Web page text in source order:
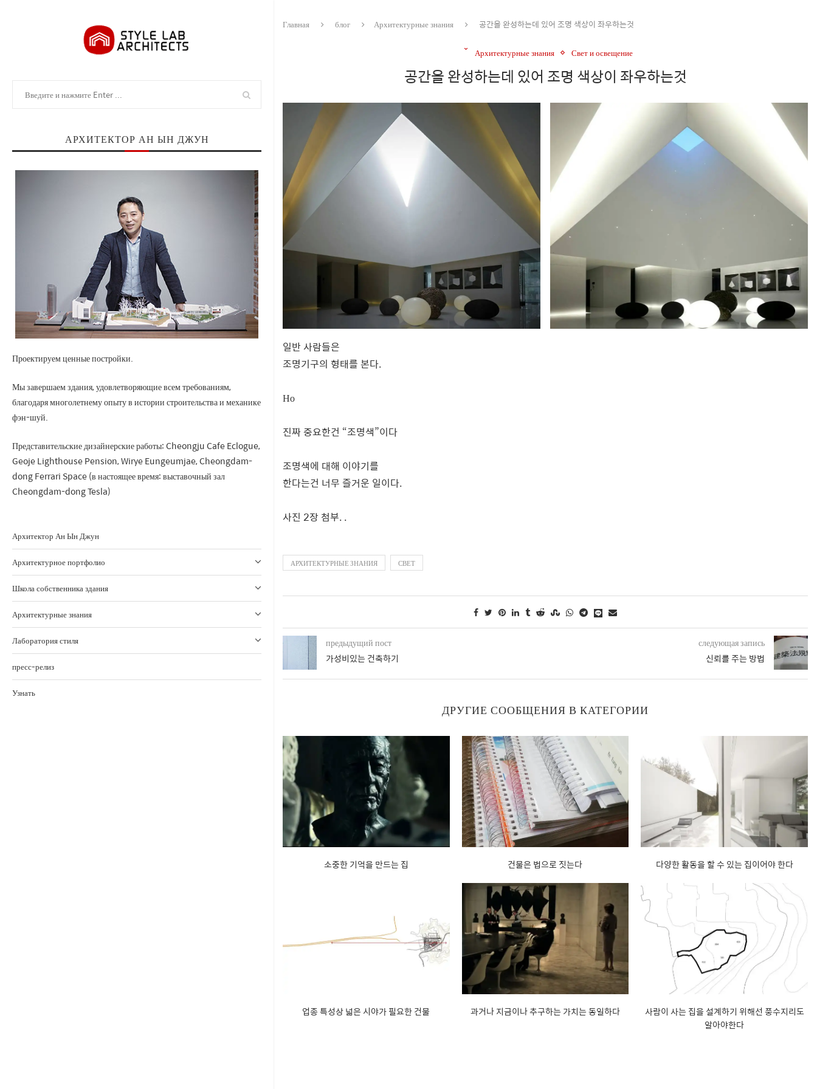
АРХИТЕКТОР АН ЫН ДЖУН
Проектируем ценные постройки.
Мы завершаем здания, удовлетворяющие всем требованиям,
благодаря многолетнему опыту в истории строительства и механике
фэн-шуй.
Представительские дизайнерские работы: Cheongju Cafe Eclogue,
Geoje Lighthouse Pension, Wirye Eungeumjae, Cheongdam-
dong Ferrari Space (в настоящее время: выставочный зал
Cheongdam-dong Tesla)
Архитектор Ан Ын Джун
Архитектурное портфолио
Школа собственника здания
Архитектурные знания
Лаборатория стиля
пресс-релиз
Узнать
Главная блог Архитектурные знания 공간을 완성하는데 있어 조명 색상이 좌우하는것
Архитектурные знания Свет и освещение
공간을 완성하는데 있어 조명 색상이 좌우하는것
일반 사람들은
조명기구의 형태를 본다.
Но
진짜 중요한건 “조명색”이다
조명색에 대해 이야기를
한다는건 너무 즐거운 일이다.
사진 2장 첨부. .
АРХИТЕКТУРНЫЕ ЗНАНИЯ СВЕТ
предыдущий пост
가성비있는 건축하기
следующая запись
신뢰를 주는 방법
ДРУГИЕ СООБЩЕНИЯ В КАТЕГОРИИ
소중한 기억을 만드는 집 건물은 법으로 짓는다 다양한 활동을 할 수 있는 집이어야 한다
업종 특성상 넓은 시야가 필요한 건물 과거나 지금이나 추구하는 가치는 동일하다
사람이 사는 집을 설계하기 위해선 풍수지리도
알아야한다